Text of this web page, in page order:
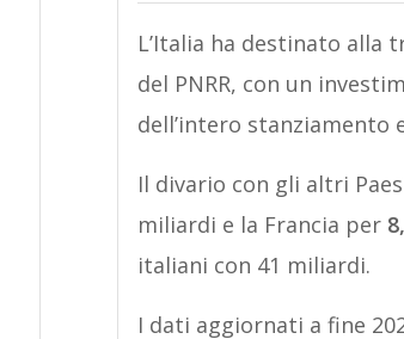
L’Italia ha destinato alla
del PNRR, con un
dell’intero stanziamento
Il divario con gli altri
miliardi e la Francia per
italiani con 41 miliardi.
I dati aggiornati a fine